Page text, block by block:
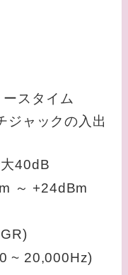
スタイム
ジャックの入出
40dB
～ +24dBm
~ 20,000Hz)